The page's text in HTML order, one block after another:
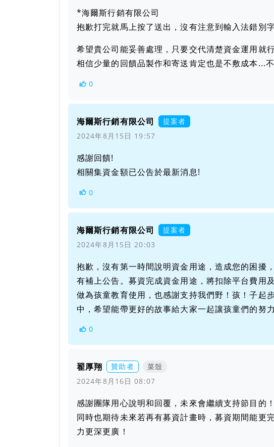
*海爾斯行銷有限公司
抱歉打完就馬上按了送出，沒有注意到輸入法錯別
希望貴公司能妥善處理，只要交代清楚資金運用就行
相信少量的回饋品製作和寄送肯定也是不敷成本...
0
海爾斯行銷有限公司
提案者
2024年8月15日 19:57
感謝回饋!
相關集資金額已公告於最新消息!
0
海爾斯行銷有限公司
提案者
2024年8月15日 20:03
抱歉，沒有第一時間說明資金用途，造成您的困擾
有補上公告。募資完成資金用途，將扣除平台費用
做為孩童教育使用，也感謝支持我們野！孩！子起
中，希望能帶更好的故事給大家一起讓孩童們的努力
0
翟厚翔 贊助者
菜殼
2024年8月16日 08:07
感謝團隊用心說明和回覆，未來會繼續支持節目的！
同時也期待未來若再有募資計畫時，募資期間能更
力更深更廣！